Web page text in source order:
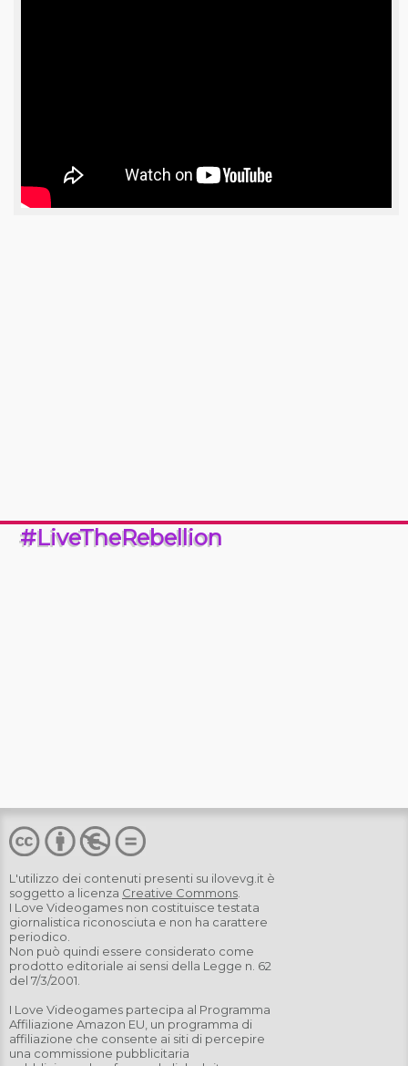
#LiveTheRebellion
L'utilizzo dei contenuti presenti su ilovevg.it è
soggetto a licenza Creative Commons
I Love Videogames non costituisce testata
giornalistica riconosciuta e non ha carattere
periodico.
Non può quindi essere considerato come
prodotto editoriale ai sensi della Legge n. 62
del 7/3/2001.
I Love Videogames partecipa al Programma
Affiliazione Amazon EU, un programma di
affiliazione che consente ai siti di percepire
una commissione pubblicitaria